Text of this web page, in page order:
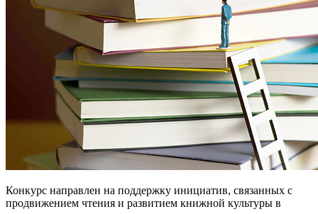
Конкурс направлен на поддержку инициатив, связанных с
продвижением чтения и развитием книжной культуры в